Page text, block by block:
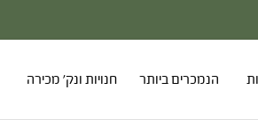
הנמכרים ביותר חנויות ונק' מכירה